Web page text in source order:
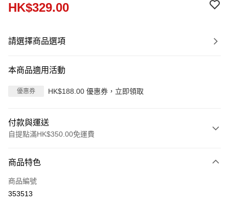
HK$329.00
請選擇商品選項
本商品適用活動
優惠券 HK$188.00 優惠券，立即領取
付款與運送
自提點滿HK$350.00免運費
信用卡
Apple Pay
商品特色
商品編號
353513